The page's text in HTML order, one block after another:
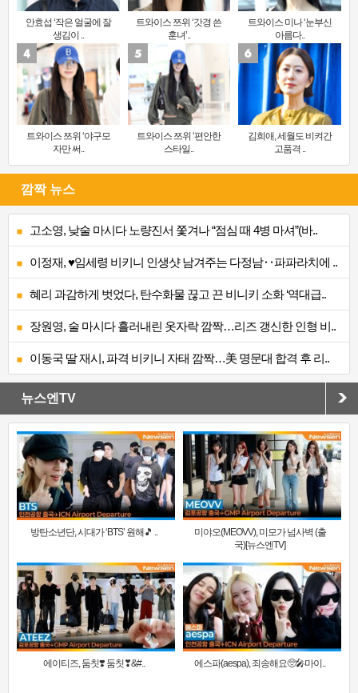
안효섭 ‘작은 얼굴에 잘
생김이 ..
트와이스 쯔위 ‘갓경 쓴
훈녀’..
트와이스 미나 ‘눈부신
아름다..
트와이스 쯔위 ‘야구모
자만 써..
트와이스 쯔위 ‘편안한
스타일..
김희애, 세월도 비켜간
고품격 ..
깜짝 뉴스
고소영, 낮술 마시다 노량진서 쫓겨나 “점심 때 4병 마셔”(바..
이정재, ♥임세령 비키니 인생샷 남겨주는 다정남‥파파라치에 ..
혜리 과감하게 벗었다, 탄수화물 끊고 끈 비니키 소화 ‘역대급..
장원영, 술 마시다 흘러내린 옷자락 깜짝…리즈 갱신한 인형 비..
이동국 딸 재시, 파격 비키니 자태 깜짝…美 명문대 합격 후 리..
뉴스엔TV
방탄소년단, 시대가 ‘BTS’ 원해🎵 ..
미야오(MEOVV), 미모가 넘사벽 (출
국)[뉴스엔TV]
에이티즈, 둠칫❣️ 둠칫❣&#.. 에스파(aespa), 죄송해요🥺🎤마이..